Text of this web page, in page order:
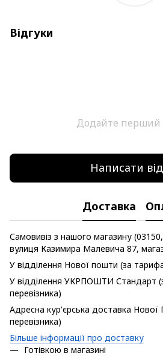
Відгуки
Додайте перший
Написати
Доставка
Самовивіз з нашого магазину
вулиця Казимира Малевича 87,
У відділення Нової пошти (за
У відділення УКРПОШТИ Стандарт
перевізника)
Адресна кур'єрська доставка
перевізника)
Більше інформації про доставку
Готівкою в магазині